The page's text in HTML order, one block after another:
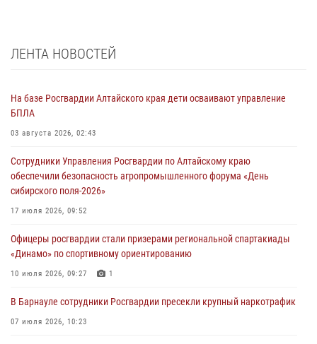
ЛЕНТА НОВОСТЕЙ
На базе Росгвардии Алтайского края дети осваивают управление
БПЛА
03 августа 2026, 02:43
Сотрудники Управления Росгвардии по Алтайскому краю
обеспечили безопасность агропромышленного форума «День
сибирского поля-2026»
17 июля 2026, 09:52
Офицеры росгвардии стали призерами региональной спартакиады
«Динамо» по спортивному ориентированию
10 июля 2026, 09:27 1
В Барнауле сотрудники Росгвардии пресекли крупный наркотрафик
07 июля 2026, 10:23